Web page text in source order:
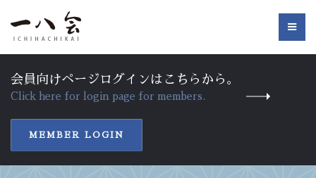
会員向けページログインはこちらから。
Click here for login page for members.
MEMBER LOGIN